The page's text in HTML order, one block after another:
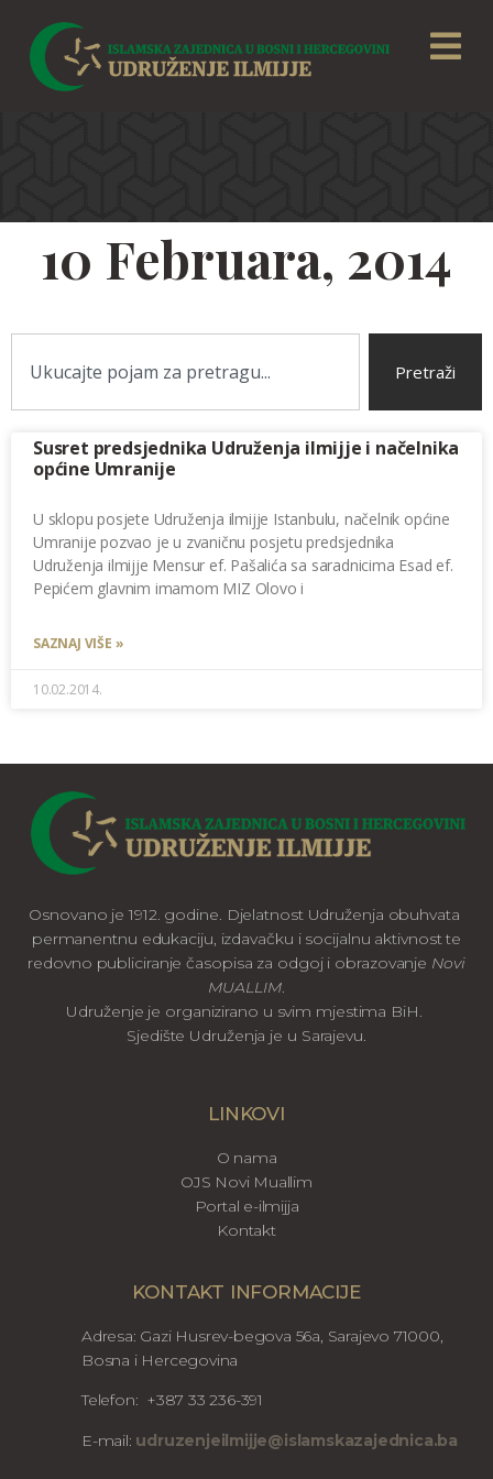
10 Februara, 2014
Pretraži
Susret predsjednika Udruženja ilmijje i načelnika
općine Umranije
U sklopu posjete Udruženja ilmijje Istanbulu, načelnik općine
Umranije pozvao je u zvaničnu posjetu predsjednika
Udruženja ilmijje Mensur ef. Pašalića sa saradnicima Esad ef.
Pepićem glavnim imamom MIZ Olovo i
SAZNAJ VIŠE »
10.02.2014.
Osnovano je 1912. godine. Djelatnost Udruženja obuhvata
permanentnu edukaciju, izdavačku i socijalnu aktivnost te
redovno publiciranje časopisa za odgoj i obrazovanje Novi
MUALLIM.
Udruženje je organizirano u svim mjestima BiH.
Sjedište Udruženja je u Sarajevu.
LINKOVI
O nama
OJS Novi Muallim
Portal e-ilmijja
Kontakt
KONTAKT INFORMACIJE
Adresa: Gazi Husrev-begova 56a, Sarajevo 71000,
Bosna i Hercegovina
Telefon: +387 33 236-391
E-mail: udruzenjeilmijje@islamskazajednica.ba